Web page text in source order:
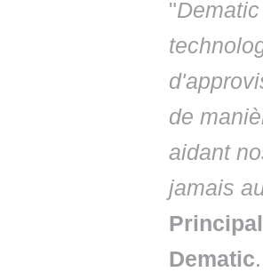
"
de
aidant
jamais
Dematic